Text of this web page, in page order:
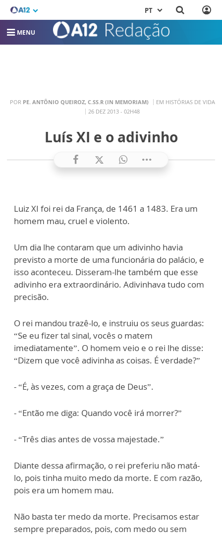
PT
MENU
POR PE. ANTÔNIO QUEIROZ, C.SS.R (IN MEMORIAM)
EM HISTÓRIAS DE VIDA
26 DEZ 2013 - 02H48
Luís XI e o adivinho
Luiz XI foi rei da França, de 1461 a 1483. Era um
homem mau, cruel e violento.
Um dia lhe contaram que um adivinho havia
previsto a morte de uma funcionária do palácio, e
isso aconteceu. Disseram-lhe também que esse
adivinho era extraordinário. Adivinhava tudo com
precisão.
O rei mandou trazê-lo, e instruiu os seus guardas:
“Se eu fizer tal sinal, vocês o matem
imediatamente”. O homem veio e o rei lhe disse:
“Dizem que você adivinha as coisas. É verdade?”
- “É, às vezes, com a graça de Deus”.
- “Então me diga: Quando você irá morrer?”
- “Três dias antes de vossa majestade.”
Diante dessa afirmação, o rei preferiu não matá-
lo, pois tinha muito medo da morte. E com razão,
pois era um homem mau.
Não basta ter medo da morte. Precisamos estar
sempre preparados, pois, com medo ou sem